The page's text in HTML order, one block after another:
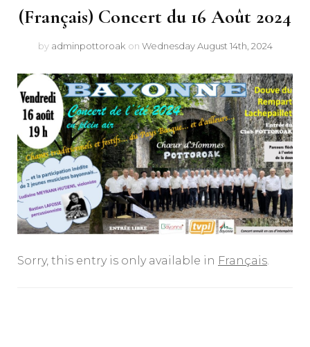
(Français) Concert du 16 Août 2024
by adminpottoroak on Wednesday August 14th, 2024
Sorry, this entry is only available in Français.